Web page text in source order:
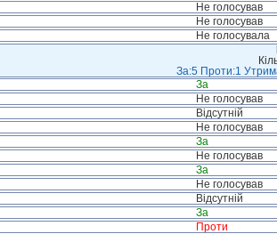
Не голосував
Не голосував
Не голосувала
За:5 Проти:1
За
Не голосував
Відсутній
Не голосував
За
Не голосував
За
Не голосував
Відсутній
За
Проти